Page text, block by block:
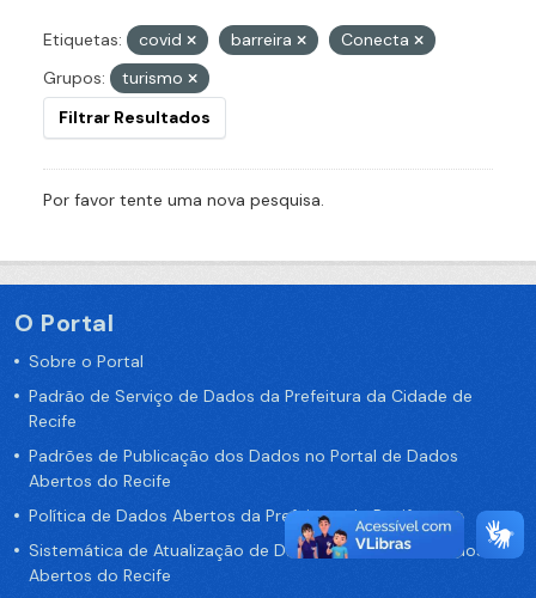
Etiquetas: covid barreira
Conecta
Grupos:
turismo
Filtrar Resultados
Por favor tente uma nova pesquisa.
O Portal
Sobre o Portal
Padrão de Serviço de Dados da Prefeitura da Cidade de
Recife
Padrões de Publicação dos Dados no Portal de Dados
Abertos do Recife
Política de Dados Abertos da Prefeitura do Recife
Sistemática de Atualização de Dados do Portal de Dados
Abertos do Recife